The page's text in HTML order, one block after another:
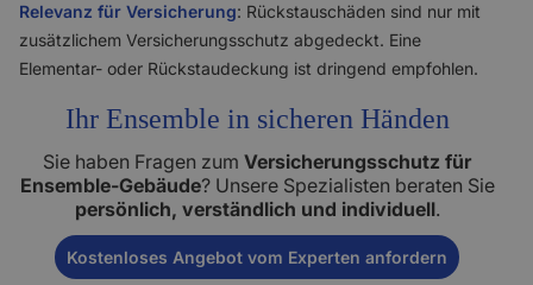
Relevanz für Versicherung: Rückstauschäden sind nur mit
zusätzlichem Versicherungsschutz abgedeckt. Eine
Elementar- oder Rückstaudeckung ist dringend empfohlen.
Ihr Ensemble in sicheren Händen
Sie haben Fragen zum Versicherungsschutz für
Ensemble-Gebäude? Unsere Spezialisten beraten Sie
persönlich, verständlich und individuell.
Kostenloses Angebot vom Experten anfordern